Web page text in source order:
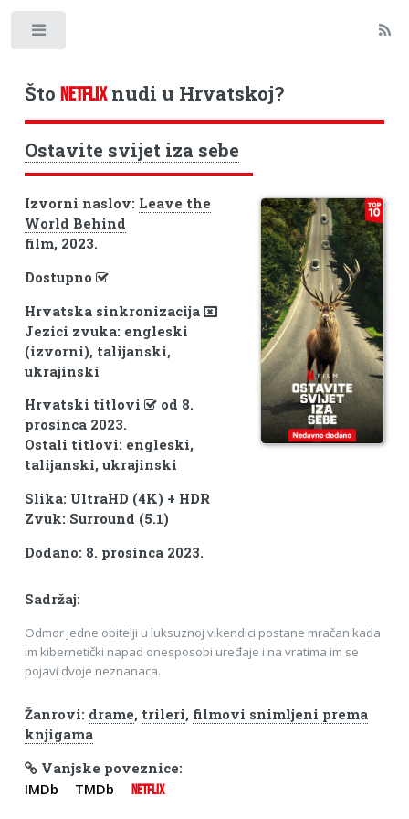
Što NETFLIXnudi u Hrvatskoj?
Ostavite svijet iza sebe
Izvorni naslov: Leave the
World Behind
film, 2023.
Dostupno
Hrvatska sinkronizacija
Jezici zvuka: engleski
(izvorni), talijanski,
ukrajinski
Hrvatski titlovi
od 8.
prosinca 2023.
Ostali titlovi: engleski,
talijanski, ukrajinski
Slika: UltraHD (4K) + HDR
Zvuk: Surround (5.1)
Dodano: 8. prosinca 2023.
Sadržaj:
Odmor jedne obitelji u luksuznoj vikendici postane mračan kada
im kibernetički napad onesposobi uređaje i na vratima im se
pojavi dvoje neznanaca.
Žanrovi: drame, trileri, filmovi snimljeni prema
knjigama
Vanjske poveznice:
IMDb TMDb NETFLIX